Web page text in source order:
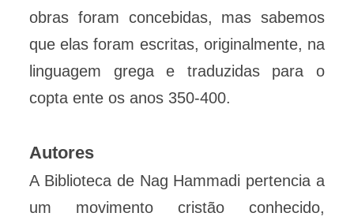
obras foram concebidas, mas sabemos
que elas foram escritas, originalmente, na
linguagem grega e traduzidas para o
copta ente os anos 350-400.
Autores
A Biblioteca de Nag Hammadi pertencia a
um movimento cristão conhecido,